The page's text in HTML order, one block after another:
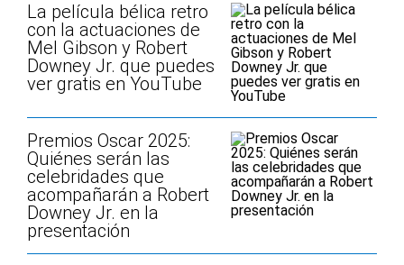
La película bélica retro
con la actuaciones de
Mel Gibson y Robert
Downey Jr. que puedes
ver gratis en YouTube
Premios Oscar 2025:
Quiénes serán las
celebridades que
acompañarán a Robert
Downey Jr. en la
presentación